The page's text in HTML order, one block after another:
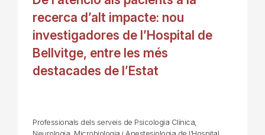
recerca d’alt impacte: nou
investigadores de l’Hospital de
Bellvitge, entre les més
destacades de l’Estat
Professionals dels serveis de Psicologia Clínica,